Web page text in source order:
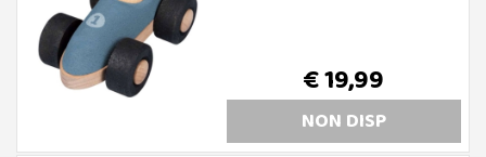
€ 19,99
NON DISP